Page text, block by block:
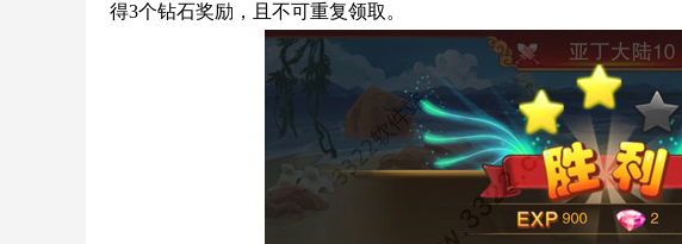
得3个钻石奖励，且不可重复领取。